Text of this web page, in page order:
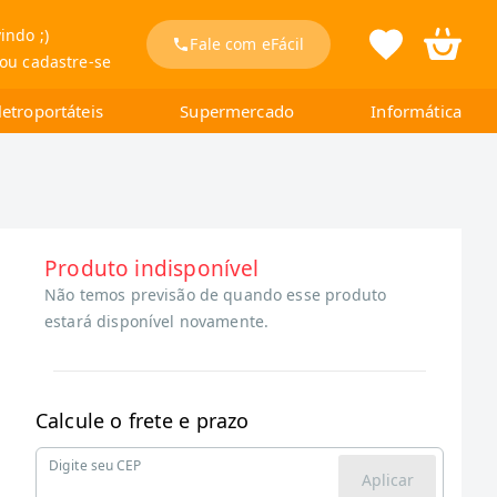
;)
cadastre-se
Fale com eFácil
Supermercado Informática
Produto indisponível
Não temos previsão de quando esse produto
estará disponível novamente.
Calcule o frete e prazo
Digite seu CEP
Aplicar